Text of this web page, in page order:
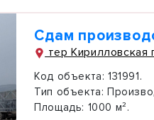
Сдам
тер
Код объекта: 131991.
Тип объекта:
Площадь: 1000 м².